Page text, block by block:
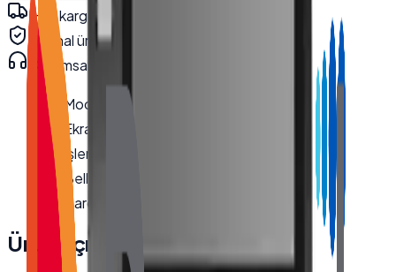
Hızlı kargo · kurumsal teslimat
Orijinal ürün · garanti
Kurumsal teknik destek
Model
QX-3200
Ekran Boyutu
İşlemci
Bellek
Hard Disk
Ürün Açıklaması